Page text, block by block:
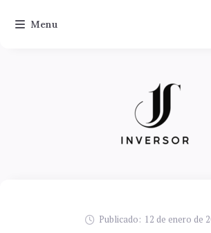
Publicado: 12 de enero de
Menu